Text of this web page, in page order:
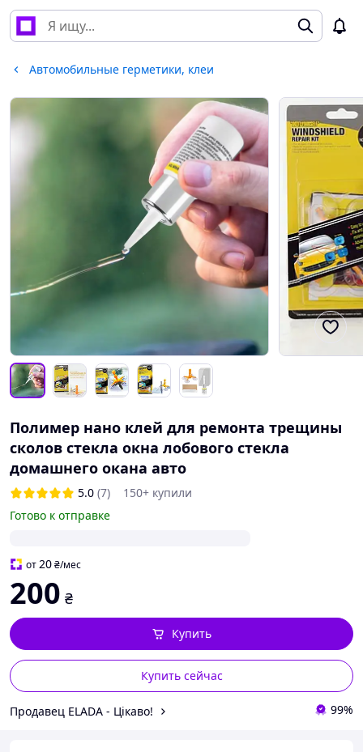
Автомобильные герметики, клеи
Полимер нано клей для ремонта трещины
сколов стекла окна лобового стекла
домашнего окана авто
5.0 (7)
150+ купили
Готово к отправке
от20₴/мес
200 ₴
Купить сейчас
Купить
Продавец ELADA - Цікаво! 99%